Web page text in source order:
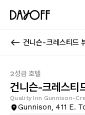
건니슨-크레스티드
2성급 호텔
건니슨-크레스티
Quality Inn Gunnison-
Gunnison, 411 E.